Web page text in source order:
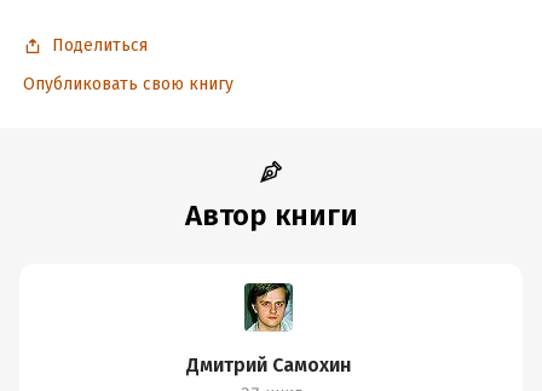
Времени не осталось, ибо ВОЙНА НА ПОРОГЕ ТВОЕМ!
1 января 2005
Поделиться
Опубликовать свою книгу
Автор книги
Дмитрий Самохин